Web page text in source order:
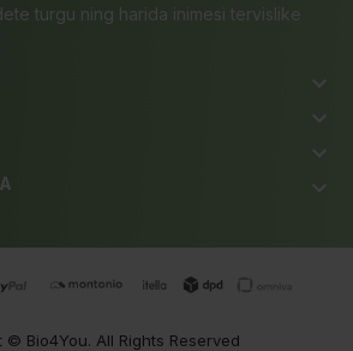
turgu ning harida inimesi tervislike
keyboard_arrow_down
keyboard_arrow_down
keyboard_arrow_down
keyboard_arrow_down
© Bio4You. All Rights Reserved